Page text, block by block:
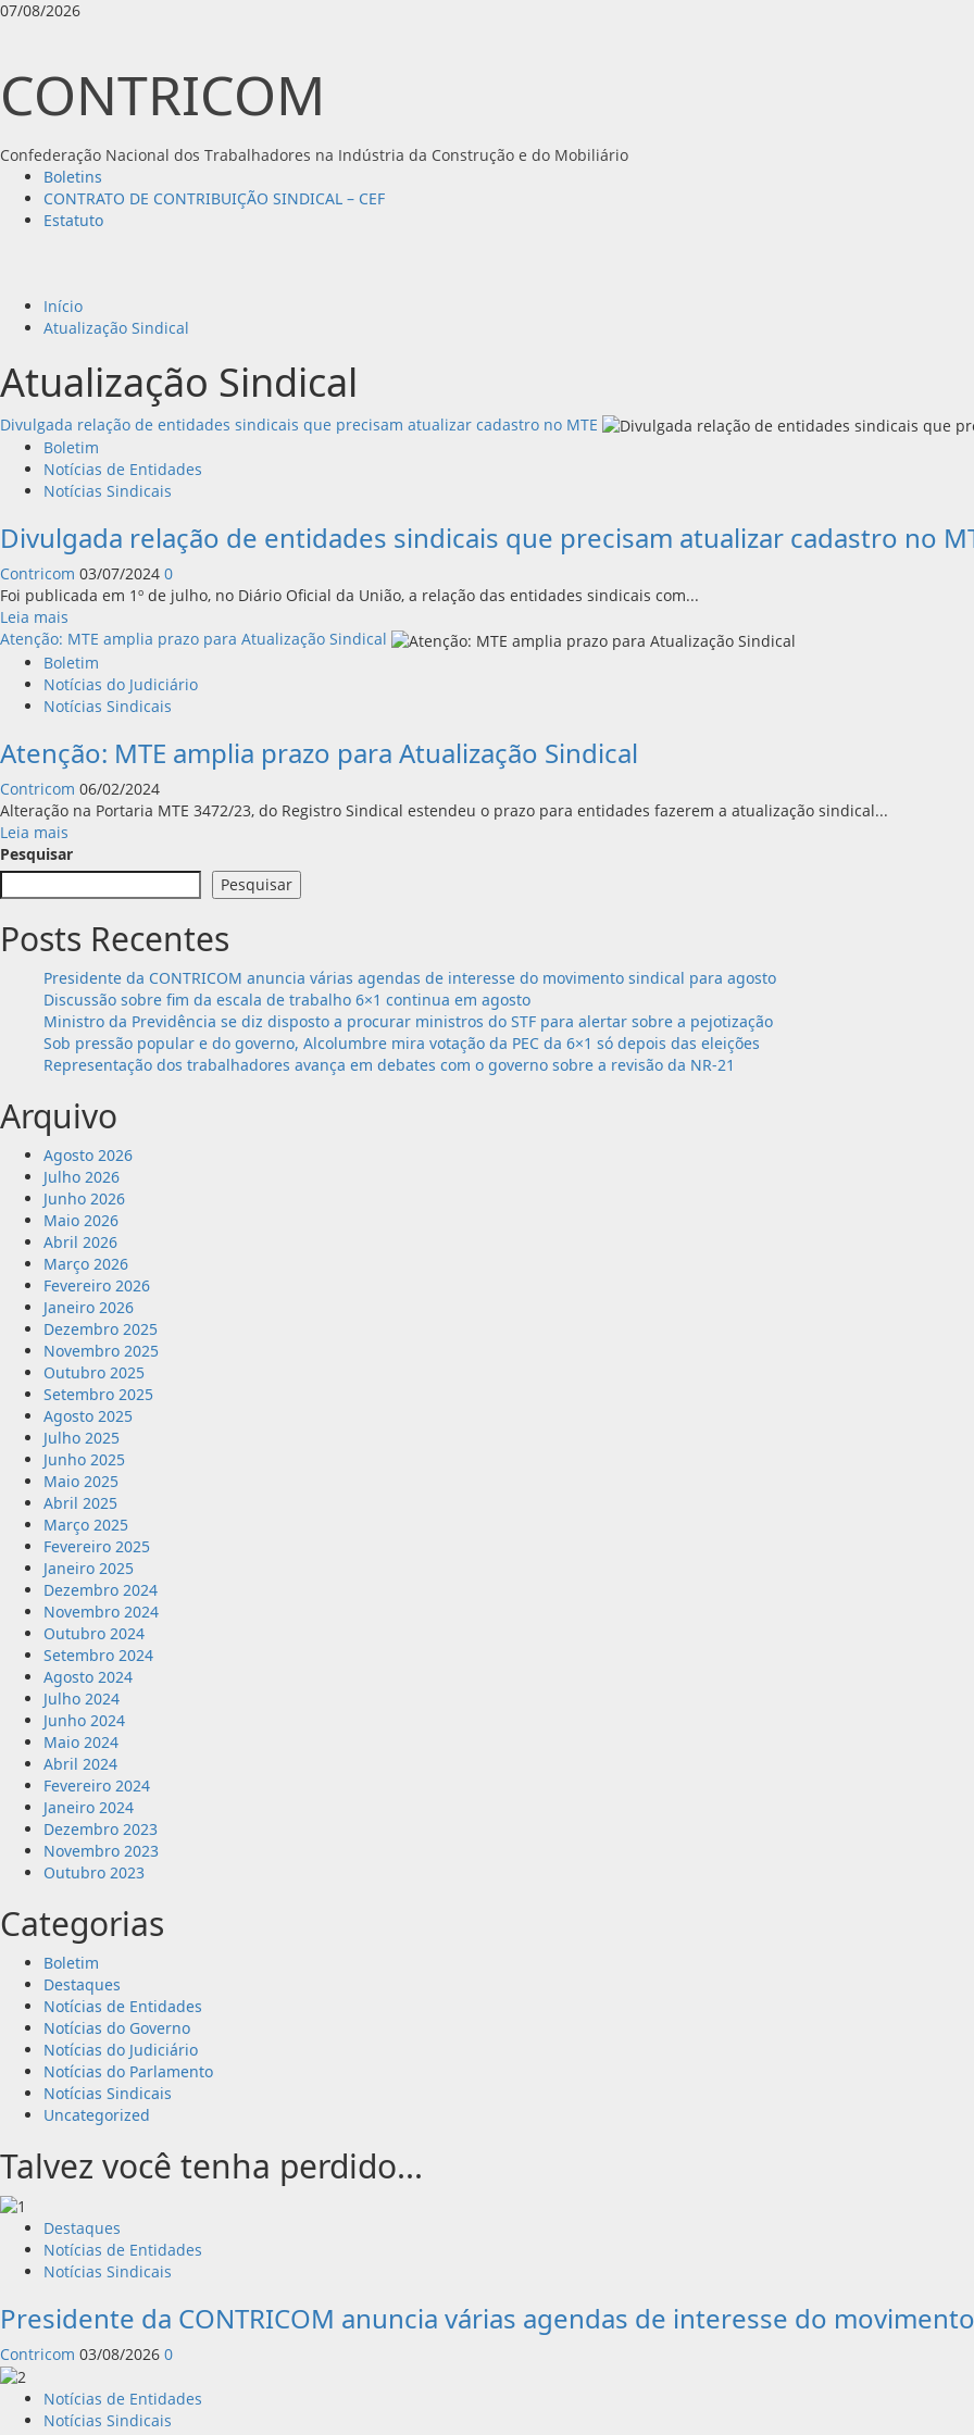
Avançar
conteúdo
07/08/2026
CONTRICOM
Confederação Nacional dos Trabalhadores na Indústria da Construção e do Mobiliário
Menu
principal
Boletins
CONTRATO DE CONTRIBUIÇÃO SINDICAL – CEF
Estatuto
Início
Atualização Sindical
Atualização Sindical
Divulgada relação de entidades sindicais que precisam atualizar cadastro no MTE
Boletim
Notícias de Entidades
Notícias Sindicais
Divulgada relação de entidades sindicais que precisam atualizar cadastro no
Contricom 03/07/2024 0
Foi publicada em 1º de julho, no Diário Oficial da União, a relação das entidades sindicais com...
Leia mais
mais
sobre
Divulgada
relação
entidades
sindicais
que
precisam
cadastro
no
MTE
Atenção: MTE amplia prazo para Atualização Sindical
Boletim
Notícias do Judiciário
Notícias Sindicais
Atenção: MTE amplia prazo para Atualização Sindical
Contricom 06/02/2024
Alteração na Portaria MTE 3472/23, do Registro Sindical estendeu o prazo para entidades fazerem a atualização sindical...
Leia mais
mais
sobre
Atenção:
amplia
para
Atualização
Sindical
Pesquisar
Pesquisar
Posts Recentes
Presidente da CONTRICOM anuncia várias agendas de interesse do movimento sindical para agosto
Discussão sobre fim da escala de trabalho 6×1 continua em agosto
Ministro da Previdência se diz disposto a procurar ministros do STF para alertar sobre a pejotização
Sob pressão popular e do governo, Alcolumbre mira votação da PEC da 6×1 só depois das eleições
Representação dos trabalhadores avança em debates com o governo sobre a revisão da NR-21
Arquivo
Agosto 2026
Julho 2026
Junho 2026
Maio 2026
Abril 2026
Março 2026
Fevereiro 2026
Janeiro 2026
Dezembro 2025
Novembro 2025
Outubro 2025
Setembro 2025
Agosto 2025
Julho 2025
Junho 2025
Maio 2025
Abril 2025
Março 2025
Fevereiro 2025
Janeiro 2025
Dezembro 2024
Novembro 2024
Outubro 2024
Setembro 2024
Agosto 2024
Julho 2024
Junho 2024
Maio 2024
Abril 2024
Fevereiro 2024
Janeiro 2024
Dezembro 2023
Novembro 2023
Outubro 2023
Categorias
Boletim
Destaques
Notícias de Entidades
Notícias do Governo
Notícias do Judiciário
Notícias do Parlamento
Notícias Sindicais
Uncategorized
Talvez você tenha perdido...
Destaques
Notícias de Entidades
Notícias Sindicais
Presidente da CONTRICOM anuncia várias agendas de interesse do
Contricom 03/08/2026 0
Notícias de Entidades
Notícias Sindicais